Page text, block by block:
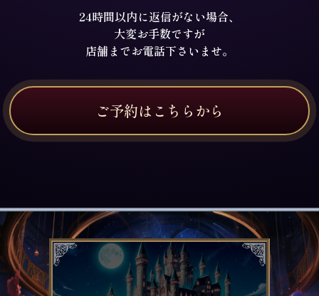
24時間以内に返信がない場合、
大変お手数ですが
店舗までお電話下さいませ。
ご予約はこちらから